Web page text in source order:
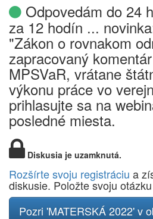
Odpovedám do 24
za 12 hodín ...
"Zákon o rovnakom
zapracovaný
MPSVaR, vrátane
výkonu práce vo
prihlasujte sa na
posledné miesta.
Diskusia je uzamknutá.
Rozšírte svoju registráciu a
diskusie. Položte svoju
Pozri 'MATERSKÁ 2022' v